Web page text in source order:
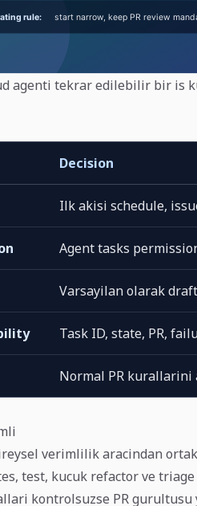
agenti tekrar edilebilir bir is
Decision
Ilk akisi schedule,
Agent tasks
Varsayilan olarak
Task ID, state, PR,
Normal PR kurallarini
verimlilik aracindan
test, kucuk refactor ve
kontrolsuzse PR gurultusu